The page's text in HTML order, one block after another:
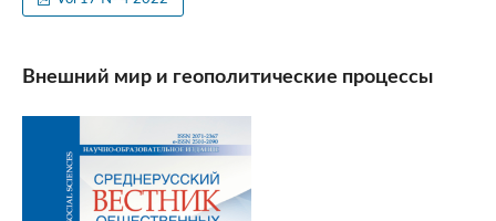
Внешний мир и геополитические процессы